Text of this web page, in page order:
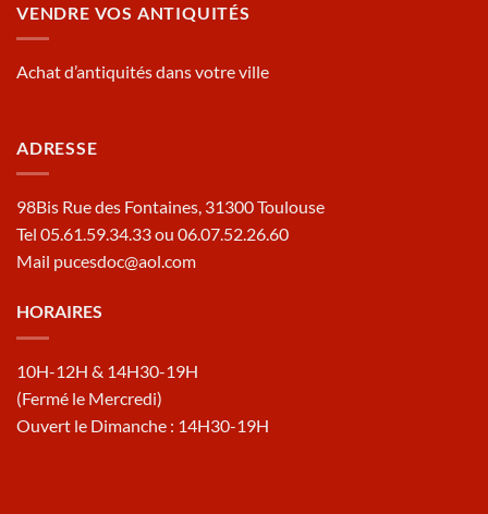
VENDRE VOS ANTIQUITÉS
Achat d’antiquités dans votre ville
ADRESSE
98Bis Rue des Fontaines, 31300 Toulouse
Tel 05.61.59.34.33 ou 06.07.52.26.60
Mail pucesdoc@aol.com
HORAIRES
10H-12H & 14H30-19H
(Fermé le Mercredi)
Ouvert le Dimanche : 14H30-19H